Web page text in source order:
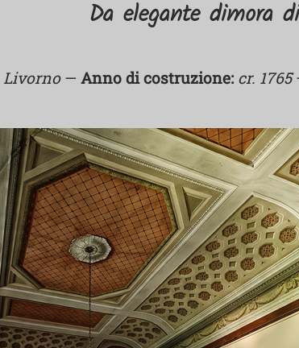
Nome Scientifico
Nome Comune
Collezioni Uccelli
Una
Da elegante dimora
Livorno— Anno di costruzione: cr. 1765